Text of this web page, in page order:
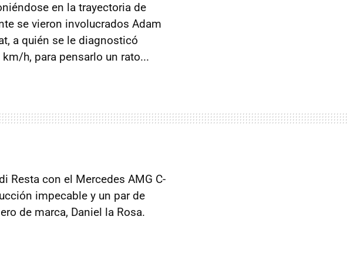
en la trayectoria de
se vieron involucrados Adam
a quién se le diagnosticó
h, para pensarlo un rato...
Resta con el Mercedes AMG C-
impecable y un par de
de marca, Daniel la Rosa.